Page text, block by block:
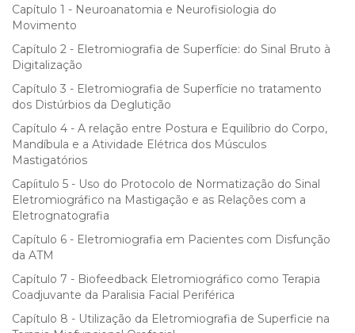
Capítulo 1 - Neuroanatomia e Neurofisiologia do
Movimento
Capítulo 2 - Eletromiografia de Superfície: do Sinal Bruto à
Digitalização
Capítulo 3 - Eletromiografia de Superfície no tratamento
dos Distúrbios da Deglutição
Capítulo 4 - A relação entre Postura e Equilíbrio do Corpo,
Mandíbula e a Atividade Elétrica dos Músculos
Mastigatórios
Capíitulo 5 - Uso do Protocolo de Normatização do Sinal
Eletromiográfico na Mastigação e as Relações com a
Eletrognatografia
Capítulo 6 - Eletromiografia em Pacientes com Disfunção
da ATM
Capítulo 7 - Biofeedback Eletromiográfico como Terapia
Coadjuvante da Paralisia Facial Periférica
Capítulo 8 - Utilização da Eletromiografia de Superficie na